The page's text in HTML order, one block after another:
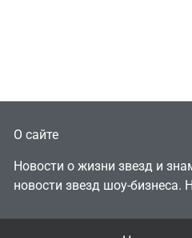
О сайте
Новости о жизни звезд и
новости звезд шоу-бизнеса.